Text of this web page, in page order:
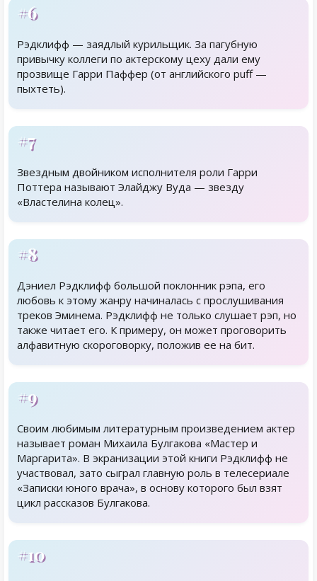
#6
Рэдклифф — заядлый курильщик. За пагубную
привычку коллеги по актерскому цеху дали ему
прозвище Гарри Паффер (от английского puff —
пыхтеть).
#7
Звездным двойником исполнителя роли Гарри
Поттера называют Элайджу Вуда — звезду
«Властелина колец».
#8
Дэниел Рэдклифф большой поклонник рэпа, его
любовь к этому жанру начиналась с прослушивания
треков Эминема. Рэдклифф не только слушает рэп, но
также читает его. К примеру, он может проговорить
алфавитную скороговорку, положив ее на бит.
#9
Своим любимым литературным произведением актер
называет роман Михаила Булгакова «Мастер и
Маргарита». В экранизации этой книги Рэдклифф не
участвовал, зато сыграл главную роль в телесериале
«Записки юного врача», в основу которого был взят
цикл рассказов Булгакова.
#10